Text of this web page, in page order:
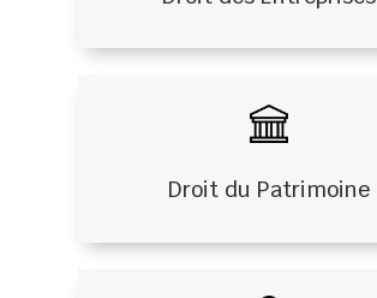
Droit du Patrimoine